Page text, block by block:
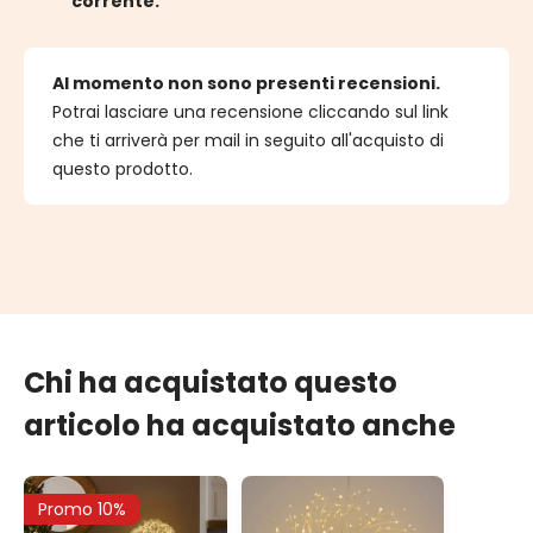
Al momento non sono presenti recensioni.
Potrai lasciare una recensione cliccando sul link
che ti arriverà per mail in seguito all'acquisto di
questo prodotto.
Chi ha acquistato questo
articolo ha acquistato anche
Promo 10%